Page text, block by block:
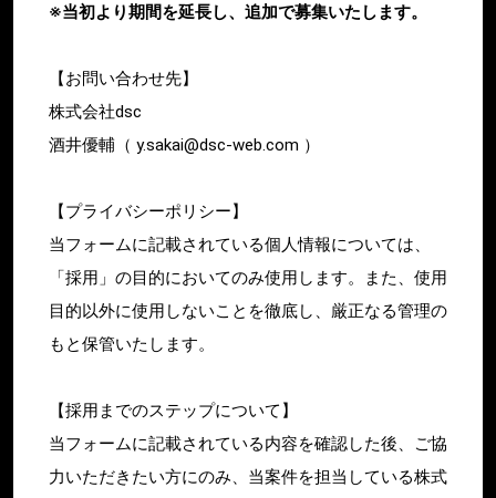
※当初より期間を延長し、追加で募集いたします。
【お問い合わせ先】
株式会社dsc
酒井優輔（ y.sakai@dsc-web.com ）
【プライバシーポリシー】
当フォームに記載されている個人情報については、
「採用」の目的においてのみ使用します。また、使用
目的以外に使用しないことを徹底し、厳正なる管理の
もと保管いたします。
【採用までのステップについて】
当フォームに記載されている内容を確認した後、ご協
力いただきたい方にのみ、当案件を担当している株式